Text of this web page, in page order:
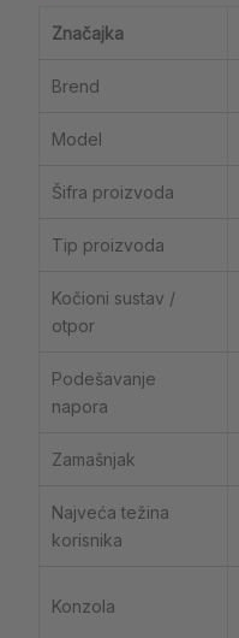
Značajka
Brend
Model
Šifra proizvoda
Tip proizvoda
Kočioni sustav /
otpor
Podešavanje
napora
Zamašnjak
Najveća težina
korisnika
Konzola